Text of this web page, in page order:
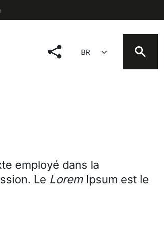
social menu
Select your language
employé dans la
Le LoremIpsum est le